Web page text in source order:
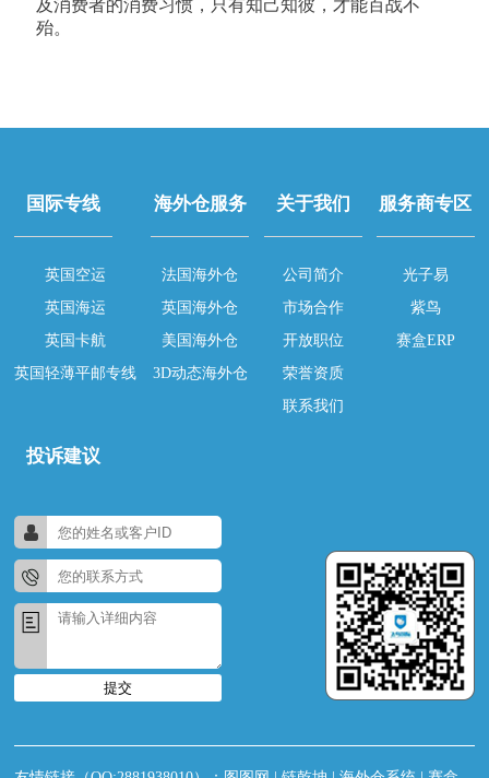
及消费者的消费习惯，只有知己知彼，才能百战不
殆。
国际专线
英国空运
英国海运
英国卡航
英国轻薄平邮专线
海外仓服务
法国海外仓
英国海外仓
美国海外仓
3D动态海外仓
关于我们
公司简介
市场合作
开放职位
荣誉资质
联系我们
服务商专区
光子易
紫鸟
赛盒ERP
投诉建议
提交